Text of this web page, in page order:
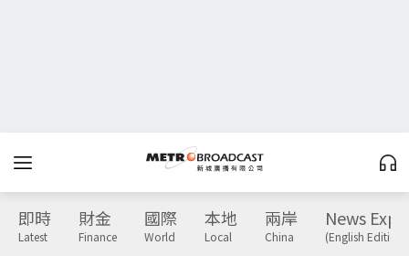
即時
Latest
財金
Finance
國際
World
本地
Local
兩岸
China
News
(English Edition)